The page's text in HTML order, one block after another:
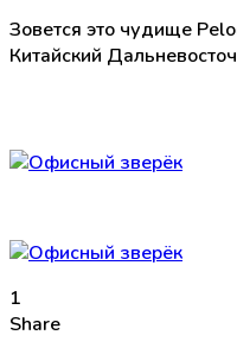
Зовется это чудище
Китайский
1
Share